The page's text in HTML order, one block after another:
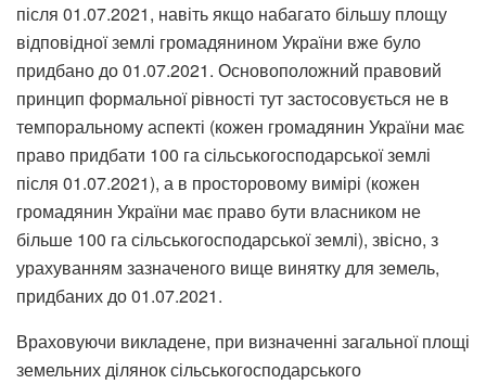
після 01.07.2021, навіть якщо набагато більшу площу
відповідної землі громадянином України вже було
придбано до 01.07.2021. Основоположний правовий
принцип формальної рівності тут застосовується не в
темпоральному аспекті (кожен громадянин України має
право придбати 100 га сільськогосподарської землі
після 01.07.2021), а в просторовому вимірі (кожен
громадянин України має право бути власником не
більше 100 га сільськогосподарської землі), звісно, з
урахуванням зазначеного вище винятку для земель,
придбаних до 01.07.2021.
Враховуючи викладене, при визначенні загальної площі
земельних ділянок сільськогосподарського